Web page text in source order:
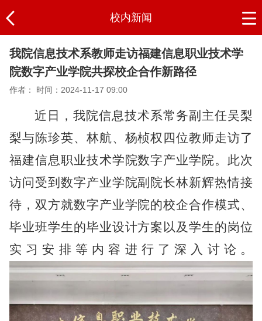
校内新闻
我院信息技术系教师走访福建信息职业技术学
院数字产业学院共探校企合作新路径
作者： 时间：2024-11-17 09:00
近日，我院信息技术系常务副主任吴梨
梨与陈珍英、林航、杨桢权四位教师走访了
福建信息职业技术学院数字产业学院。此次
访问受到数字产业学院副院长林新辉热情接
待，双方就数字产业学院的校企合作模式、
毕业班学生的毕业设计方案以及学生的岗位
实习安排等内容进行了深入讨论。